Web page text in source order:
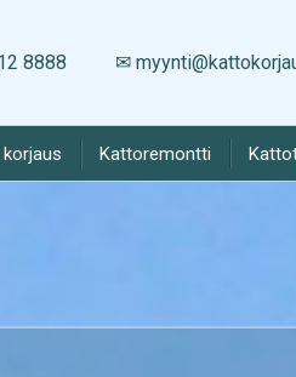
8888 ✉
Kattoremontti